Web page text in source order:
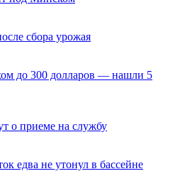
сбора урожая
до 300 долларов — нашли 5
о приеме на службу
едва не утонул в бассейне